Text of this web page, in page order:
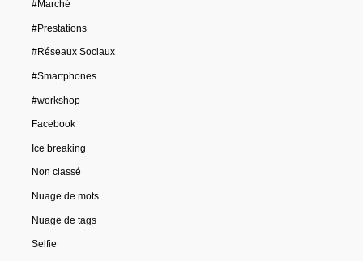
#Marché
#Prestations
#Réseaux Sociaux
#Smartphones
#workshop
Facebook
Ice breaking
Non classé
Nuage de mots
Nuage de tags
Selfie